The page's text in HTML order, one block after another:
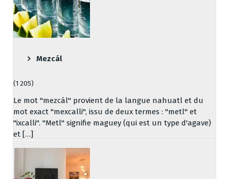
Mezcál
(1 205)
Le mot "mezcál" provient de la langue nahuatl et du
mot exact "mexcalli", issu de deux termes : "metl" et
"ixcalli". "Metl" signifie maguey (qui est un type d'agave)
et […]